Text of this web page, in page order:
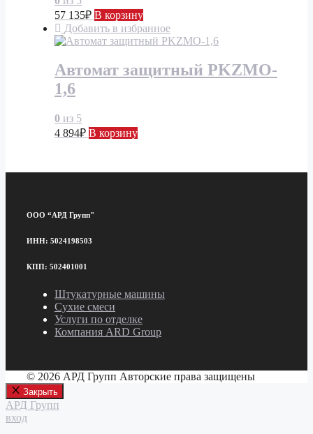
57 135₽ В корзину
Добавить в избранное
Автомат защитный PKZMO-
1,6
0 из 5
4 894₽ В корзину
ООО “АРД Групп"
ИНН: 5024198503
КПП: 502401001
Штукатурные машины
Сухие смеси
Услуги по отделке
Компания ARD Group
© 2026 АРД Групп Авторские права защищены
Закрыть
АРД Групп
вход